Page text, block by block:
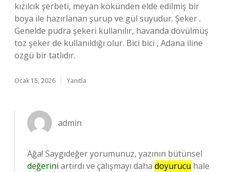
kızılcık şerbeti, meyan kökünden elde edilmiş bir
boya ile hazırlanan şurup ve gül suyudur. Şeker .
Genelde pudra şekeri kullanılır, havanda dövülmüş
toz şeker de kullanıldığı olur. Bici bici , Adana iline
özgü bir tatlıdır.
Ocak 15, 2026 Yanıtla
admin
Ağa! Saygıdeğer yorumunuz, yazının bütünsel
değerini artırdı ve çalışmayı daha doyurucu hale